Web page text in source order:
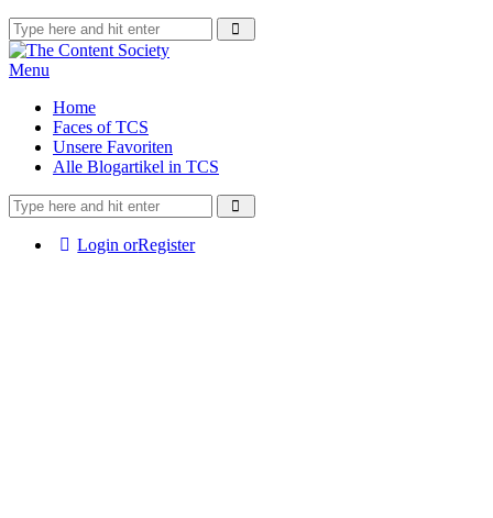
Menu
Home
Faces of TCS
Unsere Favoriten
Alle Blogartikel in TCS
Login orRegister